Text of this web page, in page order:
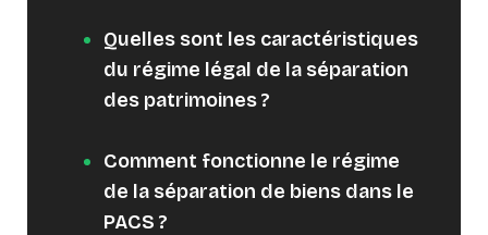
Quelles sont les caractéristiques
du régime légal de la séparation
des patrimoines ?
Comment fonctionne le régime
de la séparation de biens dans le
PACS ?